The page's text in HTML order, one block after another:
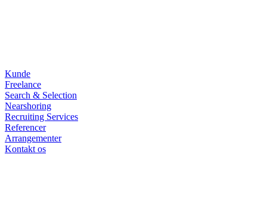
Kunde
Freelance
Search & Selection
Nearshoring
Recruiting Services
Referencer
Arrangementer
Kontakt os